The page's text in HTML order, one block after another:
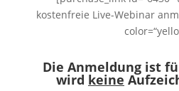
kostenfreie Live-Webinar
Die Anmeldung ist
wird keine